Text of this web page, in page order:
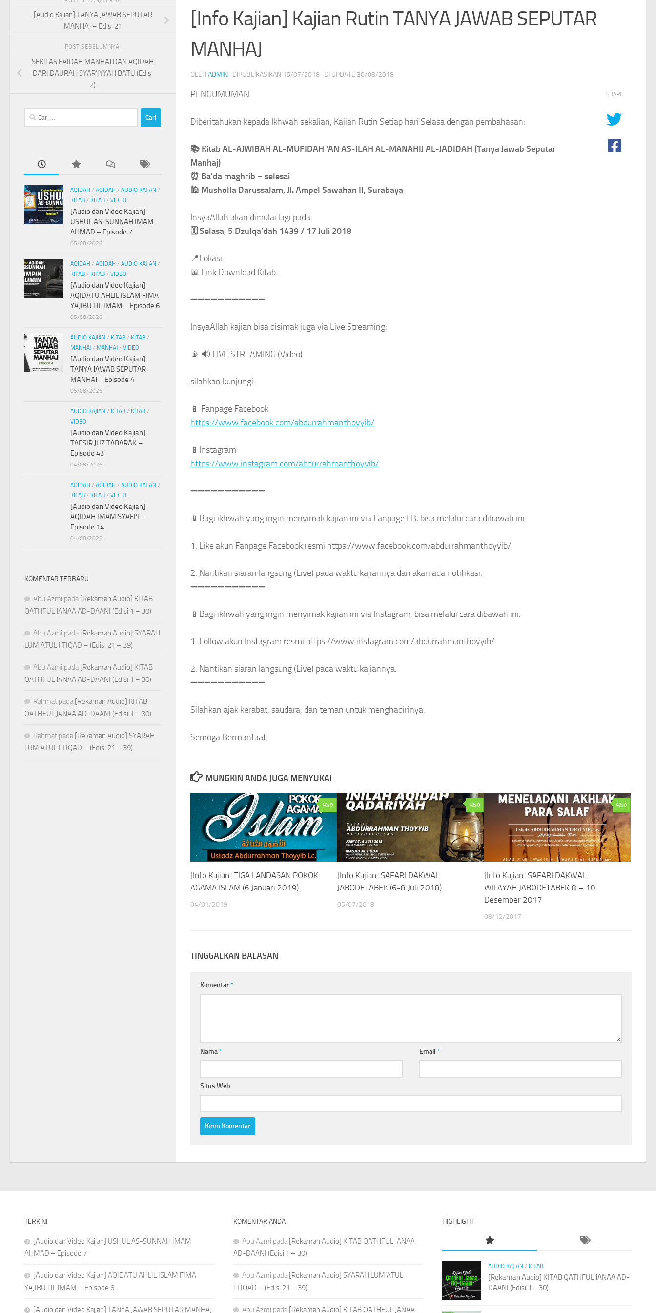
[Info Kajian] Kajian Rutin TANYA JAWAB SEPUTAR
MANHAJ
OLEH ADMIN · DIPUBLIKASIKAN 16/07/2018 · DI UPDATE 30/08/2018
PENGUMUMAN
Diberitahukan kepada Ikhwah sekalian, Kajian Rutin Setiap hari Selasa dengan pembahasan:
📚 Kitab AL-AJWIBAH AL-MUFIDAH ‘AN AS-ILAH AL-MANAHIJ AL-JADIDAH (Tanya Jawab Seputar
Manhaj)
⏰ Ba’da maghrib – selesai
🕌 Musholla Darussalam, Jl. Ampel Sawahan II, Surabaya
InsyaAllah akan dimulai lagi pada:
🗓Selasa, 5 Dzulqa’dah 1439 / 17 Juli 2018
📍Lokasi :
📖 Link Download Kitab :
➖➖➖➖➖➖➖➖➖➖➖
InsyaAllah kajian bisa disimak juga via Live Streaming:
📡 🔊 LIVE STREAMING (Video)
silahkan kunjungi:
📱 Fanpage Facebook
https://www.facebook.com/abdurrahmanthoyyib/
📱 Instagram
https://www.instagram.com/abdurrahmanthoyyib/
➖➖➖➖➖➖➖➖➖➖➖
📱 Bagi ikhwah yang ingin menyimak kajian ini via Fanpage FB, bisa melalui cara dibawah ini:
1. Like akun Fanpage Facebook resmi https://www.facebook.com/abdurrahmanthoyyib/
2. Nantikan siaran langsung (Live) pada waktu kajiannya dan akan ada notifikasi.
➖➖➖➖➖➖➖➖➖➖➖
📱 Bagi ikhwah yang ingin menyimak kajian ini via Instagram, bisa melalui cara dibawah ini:
1. Follow akun Instagram resmi https://www.instagram.com/abdurrahmanthoyyib/
2. Nantikan siaran langsung (Live) pada waktu kajiannya.
➖➖➖➖➖➖➖➖➖➖➖
Silahkan ajak kerabat, saudara, dan teman untuk menghadirinya.
Semoga Bermanfaat
SHARE
MUNGKIN ANDA JUGA MENYUKAI
0
[Info Kajian] TIGA LANDASAN POKOK
AGAMA ISLAM (6 Januari 2019)
04/01/2019
0
[Info Kajian] SAFARI DAKWAH
JABODETABEK (6-8 Juli 2018)
05/07/2018
0
[Info Kajian] SAFARI DAKWAH
WILAYAH JABODETABEK 8 – 10
Desember 2017
08/12/2017
TINGGALKAN BALASAN
Komentar*
Nama* Email*
Situs Web
[Audio Kajian] TANYA JAWAB SEPUTAR
MANHAJ – Edisi 21
POST SEBELUMNYA
SEKILAS FAIDAH MANHAJ DAN AQIDAH
DARI DAURAH SYAR’IYYAH BATU (Edisi
2)
Cari
untuk:
AQIDAH / AQIDAH / AUDIO KAJIAN /
KITAB / KITAB / VIDEO
[Audio dan Video Kajian]
USHUL AS-SUNNAH IMAM
AHMAD – Episode 7
05/08/2026
AQIDAH / AQIDAH / AUDIO KAJIAN /
KITAB / KITAB / VIDEO
[Audio dan Video Kajian]
AQIDATU AHLIL ISLAM FIMA
YAJIBU LIL IMAM – Episode 6
05/08/2026
AUDIO KAJIAN / KITAB / KITAB /
MANHAJ / MANHAJ / VIDEO
[Audio dan Video Kajian]
TANYA JAWAB SEPUTAR
MANHAJ – Episode 4
05/08/2026
AUDIO KAJIAN / KITAB / KITAB /
VIDEO
[Audio dan Video Kajian]
TAFSIR JUZ TABARAK –
Episode 43
04/08/2026
AQIDAH / AQIDAH / AUDIO KAJIAN /
KITAB / KITAB / VIDEO
[Audio dan Video Kajian]
AQIDAH IMAM SYAFI’I –
Episode 14
04/08/2026
KOMENTAR TERBARU
Abu Azmi pada [Rekaman Audio] KITAB
QATHFUL JANAA AD-DAANI (Edisi 1 – 30)
Abu Azmi pada [Rekaman Audio] SYARAH
LUM’ATUL I’TIQAD – (Edisi 21 – 39)
Abu Azmi pada [Rekaman Audio] KITAB
QATHFUL JANAA AD-DAANI (Edisi 1 – 30)
Rahmat pada [Rekaman Audio] KITAB
QATHFUL JANAA AD-DAANI (Edisi 1 – 30)
Rahmat pada [Rekaman Audio] SYARAH
LUM’ATUL I’TIQAD – (Edisi 21 – 39)
TERKINI
[Audio dan Video Kajian] USHUL AS-SUNNAH IMAM
AHMAD – Episode 7
[Audio dan Video Kajian] AQIDATU AHLIL ISLAM FIMA
YAJIBU LIL IMAM – Episode 6
[Audio dan Video Kajian] TANYA JAWAB SEPUTAR MANHAJ
KOMENTAR ANDA
Abu Azmi pada [Rekaman Audio] KITAB QATHFUL JANAA
AD-DAANI (Edisi 1 – 30)
Abu Azmi pada [Rekaman Audio] SYARAH LUM’ATUL
I’TIQAD – (Edisi 21 – 39)
Abu Azmi pada [Rekaman Audio] KITAB QATHFUL JANAA
HIGHLIGHT
AUDIO KAJIAN / KITAB
[Rekaman Audio] KITAB QATHFUL JANAA AD-
DAANI (Edisi 1 – 30)